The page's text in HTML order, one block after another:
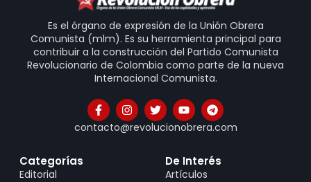
Es el órgano de expresión de la Unión Obrera
Comunista (mlm). Es su herramienta principal para
contribuir a la construcción del Partido Comunista
Revolucionario de Colombia como parte de la nueva
Internacional Comunista.
contacto@revolucionobrera.com
Categorías
Editorial
De Interés
Artículos